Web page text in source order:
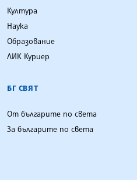
Култура
Наука
Образование
ЛИК Куриер
БГ СВЯТ
От българите по света
За българите по света